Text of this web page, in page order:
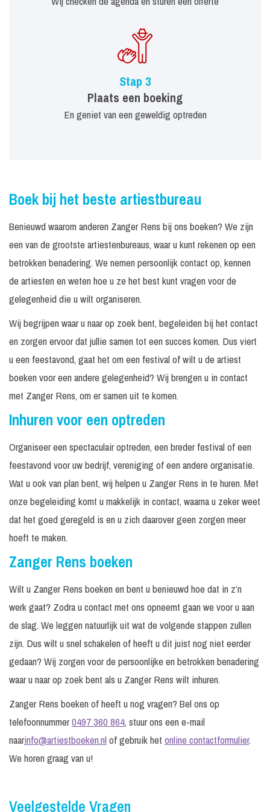
Stap 3
Plaats een boeking
En geniet van een geweldig optreden
Boek bij het beste artiestbureau
Benieuwd waarom anderen Zanger Rens bij ons boeken? We zijn
een van de grootste artiestenbureaus, waar u kunt rekenen op een
betrokken benadering. We nemen persoonlijk contact op, kennen
de artiesten en weten hoe u ze het best kunt vragen voor de
gelegenheid die u wilt organiseren.
Wij begrijpen waar u naar op zoek bent, begeleiden bij het contact
en zorgen ervoor dat jullie samen tot een succes komen. Dus viert
u een feestavond, gaat het om een festival of wilt u de artiest
boeken voor een andere gelegenheid? Wij brengen u in contact
met Zanger Rens, om er samen uit te komen.
Inhuren voor een optreden
Organiseer een spectaculair optreden, een breder festival of een
feestavond voor uw bedrijf, vereniging of een andere organisatie.
Wat u ook van plan bent, wij helpen u Zanger Rens in te huren. Met
onze begeleiding komt u makkelijk in contact, waarna u zeker weet
dat het goed geregeld is en u zich daarover geen zorgen meer
hoeft te maken.
Zanger Rens boeken
Wilt u Zanger Rens boeken en bent u benieuwd hoe dat in z’n
werk gaat? Zodra u contact met ons opneemt gaan we voor u aan
de slag. We leggen natuurlijk uit wat de volgende stappen zullen
zijn. Dus wilt u snel schakelen of heeft u dit juist nog niet eerder
gedaan? Wij zorgen voor de persoonlijke en betrokken benadering
waar u naar op zoek bent als u Zanger Rens wilt inhuren.
Zanger Rens boeken of heeft u nog vragen? Bel ons op
telefoonnummer0497 360 864, stuur ons een e-mail
naarinfo@artiestboeken.nlof gebruik het online contactformulier.
We horen graag van u!
Veelgestelde Vragen